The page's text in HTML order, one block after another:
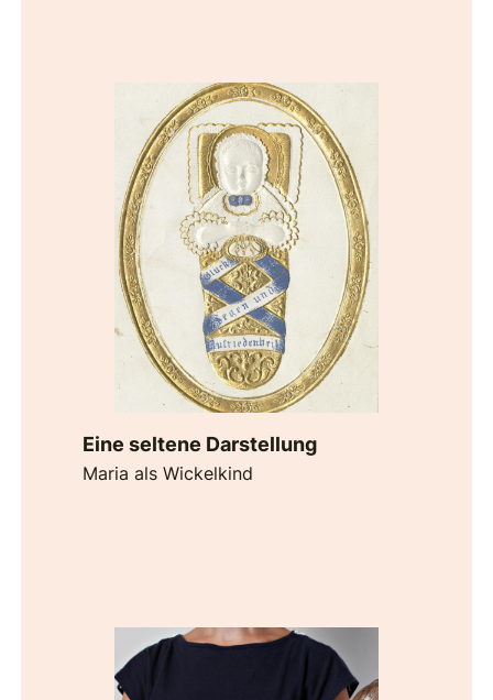
Eine seltene Darstellung
Maria als Wickelkind